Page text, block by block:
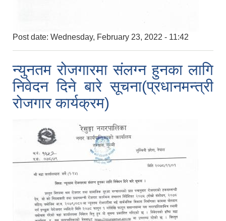
Post date: Wednesday, February 23, 2022 - 11:42
न्युनतम रोजगारमा संलग्न हुनका लागि
निवेदन दिने बारे सूचना(प्रधानमन्त्री
रोजगार कार्यक्रम)